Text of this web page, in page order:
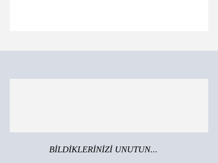
BİLDİKLERİNİZİ UNUTUN...